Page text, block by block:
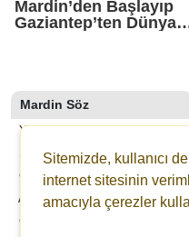
Mardin’den Başlayıp
Gaziantep’ten
Mardin Söz
YAZARLAR
SON DAKİKA
GALERİLER
ANKETLER
GAZETELER
Sitemizde, kullanıcı
internet sitesinin
amacıyla çerezler